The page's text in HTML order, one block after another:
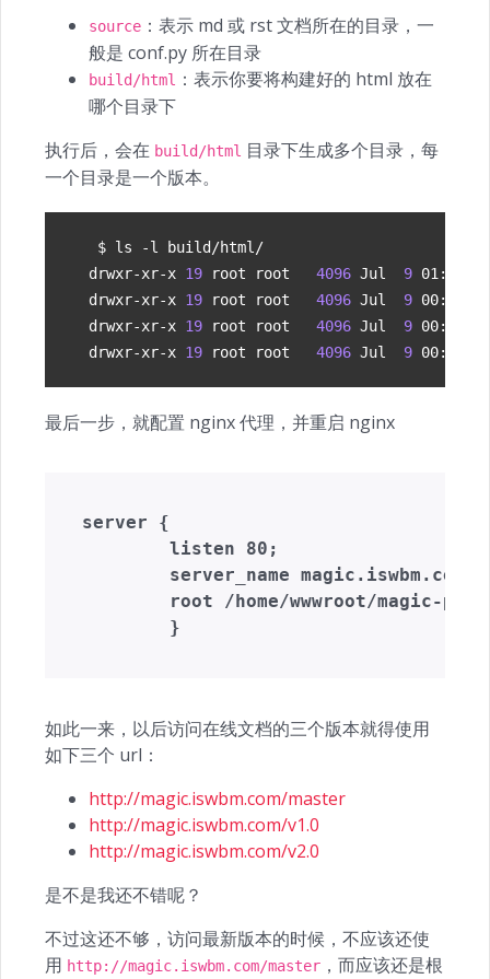
source ：表示 md 或 rst 文档所在的目录，一
般是 conf.py 所在目录
build/html
：表示你要将构建好的 html 放在
哪个目录下
执行后，会在 build/html 目录下生成多个目录，每
一个目录是一个版本。
drwxr-xr-x 19 root root 4096 Jul 9
drwxr-xr-x 19 root root 4096 Jul 9
drwxr-xr-x 19 root root 4096 Jul 9
drwxr-xr-x 19 root root 4096 Jul 9
最后一步，就配置 nginx 代理，并重启 nginx
server {
        listen 80;
        server_name magic.iswbm.com;
root /home/wwwroot/magic-
如此一来，以后访问在线文档的三个版本就得使用
如下三个 url：
http://magic.iswbm.com/master
http://magic.iswbm.com/v1.0
http://magic.iswbm.com/v2.0
是不是我还不错呢？
不过这还不够，访问最新版本的时候，不应该还使
用 http://magic.iswbm.com/master ，而应该还是根